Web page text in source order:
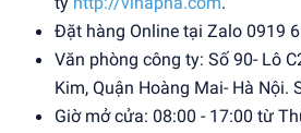
Đặt hàng Online tại Zalo 0919
Văn phòng công ty: Số 90- Lô
Kim, Quận Hoàng Mai- Hà Nội.
Giờ mở cửa: 08:00 - 17:00 từ